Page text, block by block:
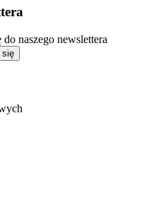
naszego newslettera
się